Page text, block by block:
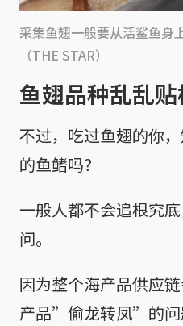
采集鱼翅一般要从活鲨鱼身
（THE STAR）
鱼翅品种乱乱贴
不过，吃过鱼翅的你
的鱼鳍吗？
一般人都不会追根究
问。
因为整个海产品供应
产品”偷龙转凤”的问